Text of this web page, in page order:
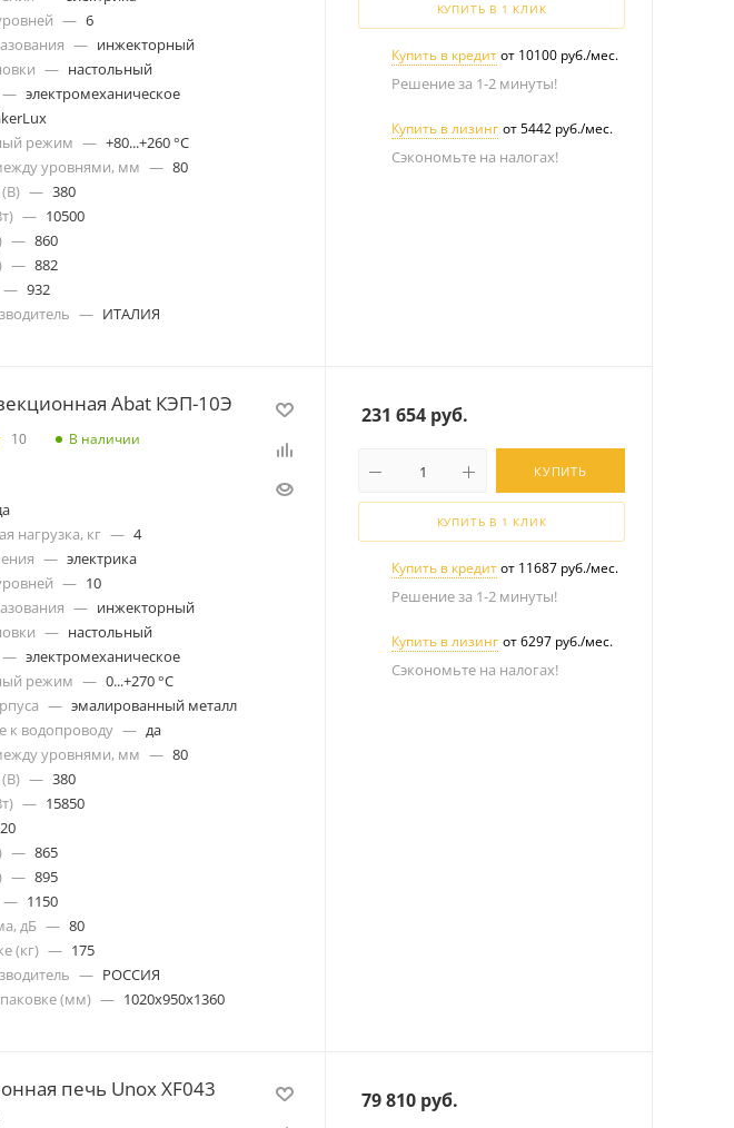
— 6
— инжекторный
— настольный
— электромеханическое
режим — +80...+260 °C
уровнями, мм — 80
— 380
— 10500
— 860
— 882
— 932
— ИТАЛИЯ
КУПИТЬ В 1 КЛИК
Купить в кредитот 10100 руб./мес.
Решение за 1-2 минуты!
Купить в лизинг от 5442 руб./мес.
Сэкономьте на налогах!
Abat КЭП-10Э
10
В наличии
нагрузка, кг — 4
— электрика
— 10
— инжекторный
— настольный
— электромеханическое
режим — 0...+270 °C
— эмалированный металл
к водопроводу — да
уровнями, мм — 80
— 380
— 15850
— 865
— 895
— 1150
дБ — 80
(кг) — 175
— РОССИЯ
(мм) — 1020х950х1360
231 654 руб.
КУПИТЬ
КУПИТЬ В 1 КЛИК
Купить в кредитот 11687 руб./мес.
Решение за 1-2 минуты!
Купить в лизинг от 6297 руб./мес.
Сэкономьте на налогах!
печь Unox XF043
79 810 руб.